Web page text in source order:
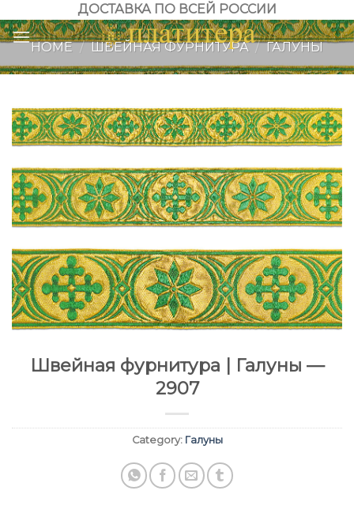
to
content
ДОСТАВКА ПО ВСЕЙ РОССИИ
HOME / ШВЕЙНАЯ ФУРНИТУРА / ГАЛУНЫ
Швейная фурнитура | Галуны —
2907
Category: Галуны